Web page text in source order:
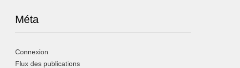
Méta
Connexion
Flux des publications